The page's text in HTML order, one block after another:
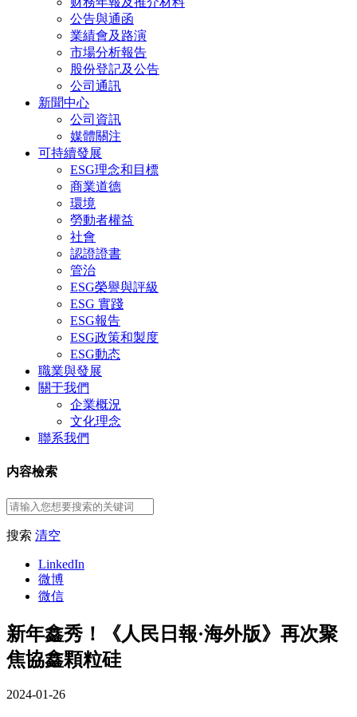
公告與通函
業績會及路演
市場分析報告
股份登記及公告
公司通訊
新聞中心
公司資訊
媒體關注
可持續發展
ESG理念和目標
商業道德
環境
勞動者權益
社會
認證證書
管治
ESG榮譽與評級
ESG 實踐
ESG報告
ESG政策和製度
ESG動态
職業與發展
關于我們
企業概況
文化理念
聯系我們
内容檢索
搜索 清空
LinkedIn
微博
微信
新年鑫秀！《人民日報·海外版》再次聚
焦協鑫顆粒硅
2024-01-26